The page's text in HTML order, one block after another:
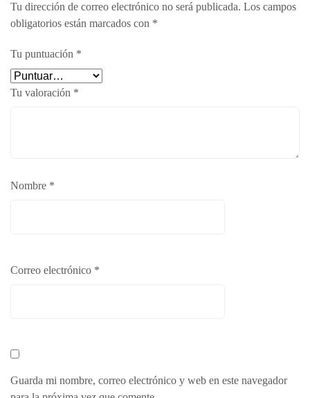
Tu dirección de correo electrónico no será publicada. Los campos
obligatorios están marcados con *
Tu puntuación *
Tu valoración *
Nombre *
Correo electrónico *
Guarda mi nombre, correo electrónico y web en este navegador